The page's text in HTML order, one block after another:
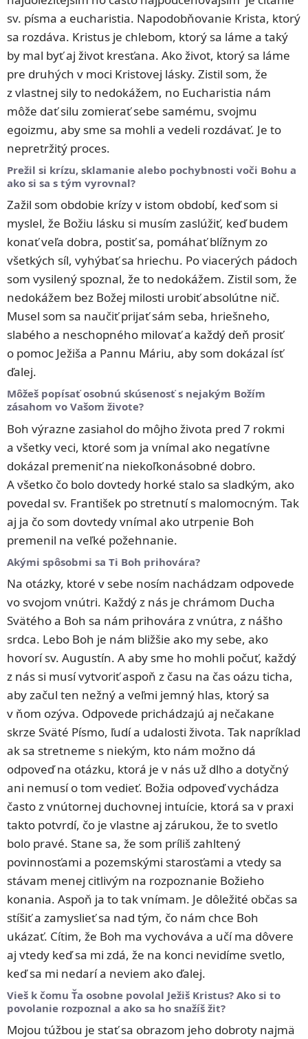
sv. písma a eucharistia. Napodobňovanie Krista, ktorý
sa rozdáva. Kristus je chlebom, ktorý sa láme a taký
by mal byť aj život kresťana. Ako život, ktorý sa láme
pre druhých v moci Kristovej lásky. Zistil som, že
z vlastnej sily to nedokážem, no Eucharistia nám
môže dať silu zomierať sebe samému, svojmu
egoizmu, aby sme sa mohli a vedeli rozdávať. Je to
nepretržitý proces.
Prežil si krízu, sklamanie alebo pochybnosti voči Bohu a
ako si sa s tým vyrovnal?
Zažil som obdobie krízy v istom období, keď som si
myslel, že Božiu lásku si musím zaslúžiť, keď budem
konať veľa dobra, postiť sa, pomáhať blížnym zo
všetkých síl, vyhýbať sa hriechu. Po viacerých pádoch
som vysilený spoznal, že to nedokážem. Zistil som, že
nedokážem bez Božej milosti urobiť absolútne nič.
Musel som sa naučiť prijať sám seba, hriešneho,
slabého a neschopného milovať a každý deň prosiť
o pomoc Ježiša a Pannu Máriu, aby som dokázal ísť
ďalej.
Môžeš popísať osobnú skúsenosť s nejakým Božím
zásahom vo Vašom živote?
Boh výrazne zasiahol do môjho života pred 7 rokmi
a všetky veci, ktoré som ja vnímal ako negatívne
dokázal premeniť na niekoľkonásobné dobro.
A všetko čo bolo dovtedy horké stalo sa sladkým, ako
povedal sv. František po stretnutí s malomocným. Tak
aj ja čo som dovtedy vnímal ako utrpenie Boh
premenil na veľké požehnanie.
Akými spôsobmi sa Ti Boh prihovára?
Na otázky, ktoré v sebe nosím nachádzam odpovede
vo svojom vnútri. Každý z nás je chrámom Ducha
Svätého a Boh sa nám prihovára z vnútra, z nášho
srdca. Lebo Boh je nám bližšie ako my sebe, ako
hovorí sv. Augustín. A aby sme ho mohli počuť, každý
z nás si musí vytvoriť aspoň z času na čas oázu ticha,
aby začul ten nežný a veľmi jemný hlas, ktorý sa
v ňom ozýva. Odpovede prichádzajú aj nečakane
skrze Sväté Písmo, ľudí a udalosti života. Tak napríklad
ak sa stretneme s niekým, kto nám možno dá
odpoveď na otázku, ktorá je v nás už dlho a dotyčný
ani nemusí o tom vedieť. Božia odpoveď vychádza
často z vnútornej duchovnej intuície, ktorá sa v praxi
takto potvrdí, čo je vlastne aj zárukou, že to svetlo
bolo pravé. Stane sa, že som príliš zahltený
povinnosťami a pozemskými starosťami a vtedy sa
stávam menej citlivým na rozpoznanie Božieho
konania. Aspoň ja to tak vnímam. Je dôležité občas sa
stíšiť a zamyslieť sa nad tým, čo nám chce Boh
ukázať. Cítim, že Boh ma vychováva a učí ma dôvere
aj vtedy keď sa mi zdá, že na konci nevidíme svetlo,
keď sa mi nedarí a neviem ako ďalej.
Vieš k čomu Ťa osobne povolal Ježiš Kristus? Ako si to
povolanie rozpoznal a ako sa ho snažíš žit?
Mojou túžbou je stať sa obrazom jeho dobroty najmä